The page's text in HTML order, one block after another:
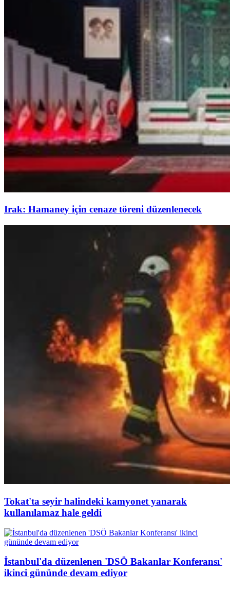
Irak: Hamaney için cenaze töreni düzenlenecek
Tokat'ta seyir halindeki kamyonet yanarak
kullanılamaz hale geldi
İstanbul'da düzenlenen 'DSÖ Bakanlar Konferansı'
ikinci gününde devam ediyor